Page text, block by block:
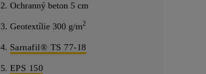
2. Ochranný beton 5 cm
3. Geotextílie 300 g/m2
4. Sarnafil® TS 77-18
5. EPS 150